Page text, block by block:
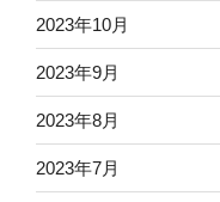
2023年10月
2023年9月
2023年8月
2023年7月